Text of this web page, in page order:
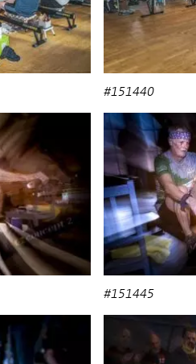
#151440
#151445